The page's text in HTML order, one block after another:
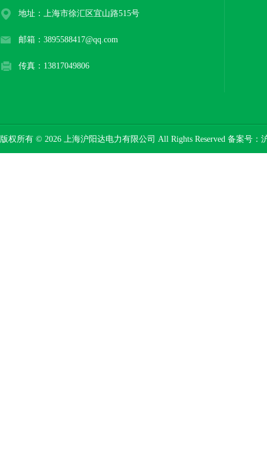
地址：上海市徐汇区宜山路515号
邮箱：3895588417@qq.com
传真：13817049806
版权所有 © 2026 上海沪阳达电力有限公司 All Rights Reserved 备案号：